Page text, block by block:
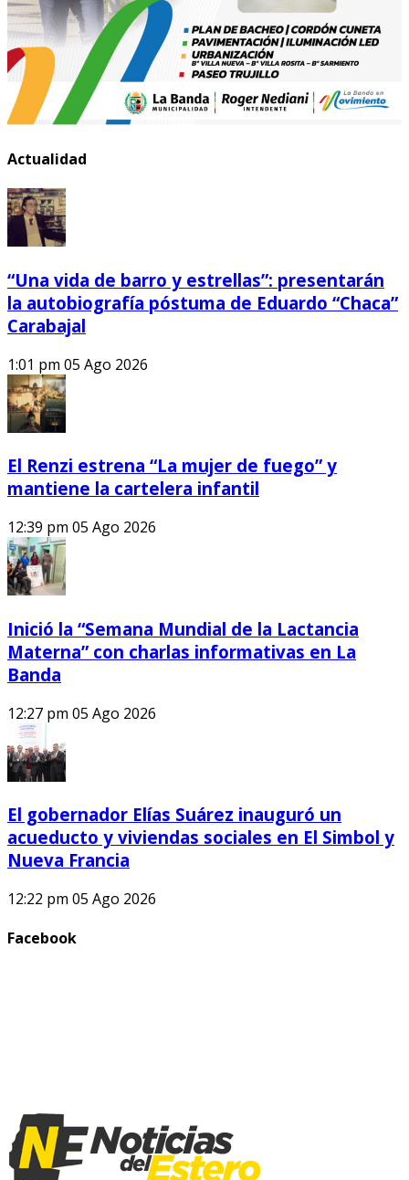
Actualidad
“Una vida de barro y estrellas”: presentarán
la autobiografía póstuma de Eduardo “Chaca”
Carabajal
1:01 pm 05 Ago 2026
El Renzi estrena “La mujer de fuego” y
mantiene la cartelera infantil
12:39 pm 05 Ago 2026
Inició la “Semana Mundial de la Lactancia
Materna” con charlas informativas en La
Banda
12:27 pm 05 Ago 2026
El gobernador Elías Suárez inauguró un
acueducto y viviendas sociales en El Simbol y
Nueva Francia
12:22 pm 05 Ago 2026
Facebook